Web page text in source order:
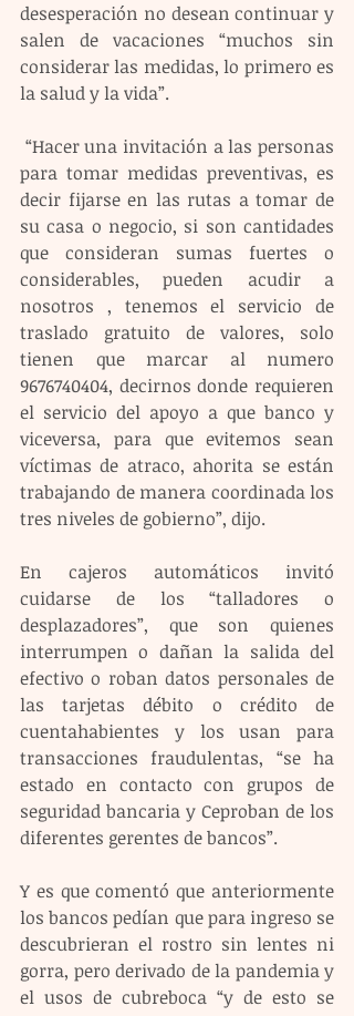
desesperación no desean continuar y
salen de vacaciones “muchos sin
considerar las medidas, lo primero es
la salud y la vida”.
para tomar medidas preventivas, es
decir fijarse en las rutas a tomar de
su casa o negocio, si son cantidades
que consideran sumas fuertes o
considerables, pueden acudir a
nosotros , tenemos el servicio de
traslado gratuito de valores, solo
tienen que marcar al numero
9676740404, decirnos donde requieren
el servicio del apoyo a que banco y
viceversa, para que evitemos sean
víctimas de atraco, ahorita se están
trabajando de manera coordinada los
tres niveles de gobierno”, dijo.
En cajeros automáticos invitó
cuidarse de los “talladores o
desplazadores”, que son quienes
interrumpen o dañan la salida del
efectivo o roban datos personales de
las tarjetas débito o crédito de
cuentahabientes y los usan para
transacciones fraudulentas, “se ha
estado en contacto con grupos de
seguridad bancaria y Ceproban de los
diferentes gerentes de bancos”.
Y es que comentó que anteriormente
los bancos pedían que para ingreso se
descubrieran el rostro sin lentes ni
gorra, pero derivado de la pandemia y
el usos de cubreboca “y de esto se